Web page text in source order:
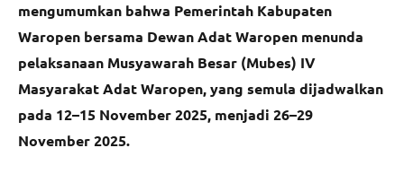
mengumumkan bahwa Pemerintah Kabupaten
Waropen bersama Dewan Adat Waropen menunda
pelaksanaan Musyawarah Besar (Mubes) IV
Masyarakat Adat Waropen, yang semula dijadwalkan
pada 12–15 November 2025, menjadi 26–29
November 2025.